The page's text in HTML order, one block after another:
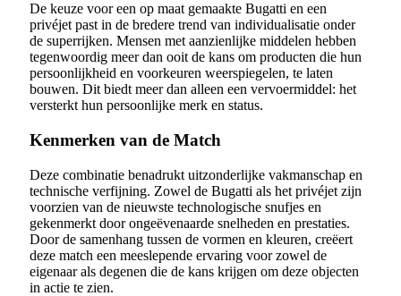
De keuze voor een op maat gemaakte Bugatti en een
privéjet past in de bredere trend van individualisatie onder
de superrijken. Mensen met aanzienlijke middelen hebben
tegenwoordig meer dan ooit de kans om producten die hun
persoonlijkheid en voorkeuren weerspiegelen, te laten
bouwen. Dit biedt meer dan alleen een vervoermiddel: het
versterkt hun persoonlijke merk en status.
Kenmerken van de Match
Deze combinatie benadrukt uitzonderlijke vakmanschap en
technische verfijning. Zowel de Bugatti als het privéjet zijn
voorzien van de nieuwste technologische snufjes en
gekenmerkt door ongeëvenaarde snelheden en prestaties.
Door de samenhang tussen de vormen en kleuren, creëert
deze match een meeslepende ervaring voor zowel de
eigenaar als degenen die de kans krijgen om deze objecten
in actie te zien.